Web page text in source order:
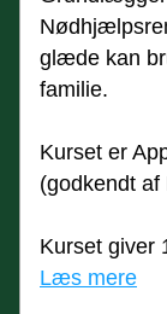
glæde kan
familie.
Kurset er
(godkendt af
Kurset giver
Læs mere